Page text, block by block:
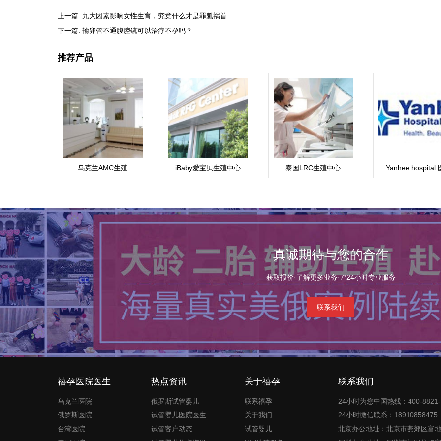
上一篇: 九大因素影响女性生育，究竟什么才是罪魁祸首
下一篇: 输卵管不通腹腔镜可以治疗不孕吗？
推荐产品
乌克兰AMC生殖 iBaby爱宝贝生殖中心 泰国LRC生殖中心 Yanhee hospital
真诚期待与您的合作
获取报价·了解更多业务·7*24小时专业服务
联系我们
禧孕医院医生
乌克兰医院
俄罗斯医院
台湾医院
热点资讯
俄罗斯试管婴儿
试管婴儿医院医生
试管客户动态
关于禧孕
联系禧孕
关于我们
试管婴儿
联系我们
24小时为您中国热线：400-
24小时微信联系：18910858475
北京办公地址：北京市燕郊区富